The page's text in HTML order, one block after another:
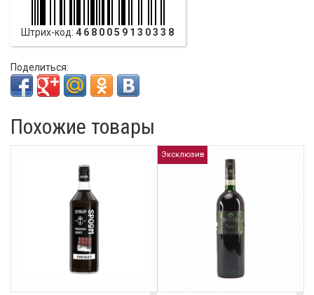
Штрих-код: 4680059130338
Поделиться:
Похожие товары
Эксклюзив